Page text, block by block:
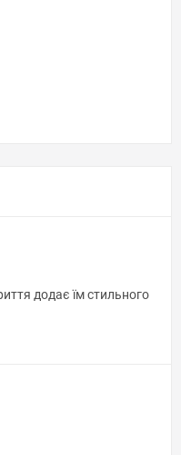
додає їм стильного